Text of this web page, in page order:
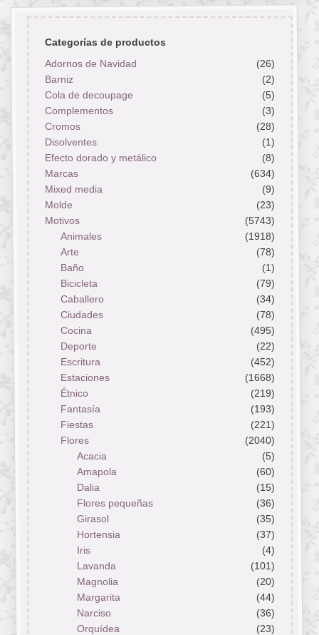
Categorías de productos
Adornos de Navidad
(26)
Barniz
(2)
Cola de decoupage
(5)
Complementos
(3)
Cromos
(28)
Disolventes
(1)
Efecto dorado y metálico
(8)
Marcas
(634)
Mixed media
(9)
Molde
(23)
Motivos
(5743)
Animales
(1918)
Arte
(78)
Baño
(1)
Bicicleta
(79)
Caballero
(34)
Ciudades
(78)
Cocina
(495)
Deporte
(22)
Escritura
(452)
Estaciones
(1668)
Étnico
(219)
Fantasía
(193)
Fiestas
(221)
Flores
(2040)
Acacia
(5)
Amapola
(60)
Dalia
(15)
Flores pequeñas
(36)
Girasol
(35)
Hortensia
(37)
Iris
(4)
Lavanda
(101)
Magnolia
(20)
Margarita
(44)
Narciso
(36)
Orquídea
(23)